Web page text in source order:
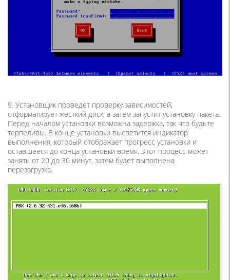
9. Установщик проведет проверку зависимостей,
отформатирует жесткий диск, а затем запустит установку пакета.
Перед началом установки возможна задержка, так что будьте
терпеливы. В конце установки высветится индикатор
выполнения, который отображает прогресс установки и
оставшееся до конца установки время. Этот процесс может
занять от 20 до 30 минут, затем будет выполнена
перезагрузка.